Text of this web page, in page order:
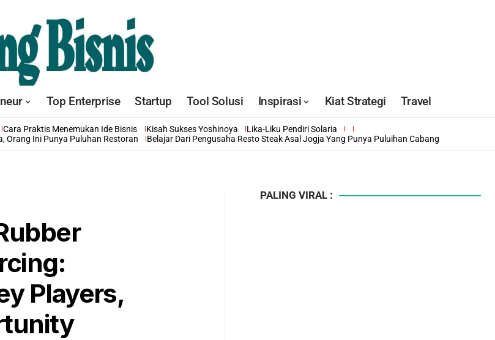
Top Enterprise Startup Tool Solusi Inspirasi Kiat Strategi Travel
Cara Praktis Menemukan Ide Bisnis Kisah Sukses Yoshinoya
Lika-Liku Pendiri Solaria
Orang Ini Punya Puluhan Restoran Belajar Dari Pengusaha Resto Steak Asal Jogja Yang Punya Puluihan Cabang
Players,
PALING VIRAL :